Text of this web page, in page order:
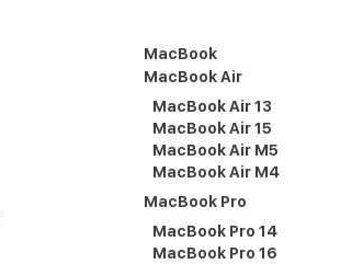
MacBook
MacBook Air
MacBook Air 13
MacBook Air 15
MacBook Air M5
MacBook Air M4
MacBook Pro
MacBook Pro 14
MacBook Pro 16